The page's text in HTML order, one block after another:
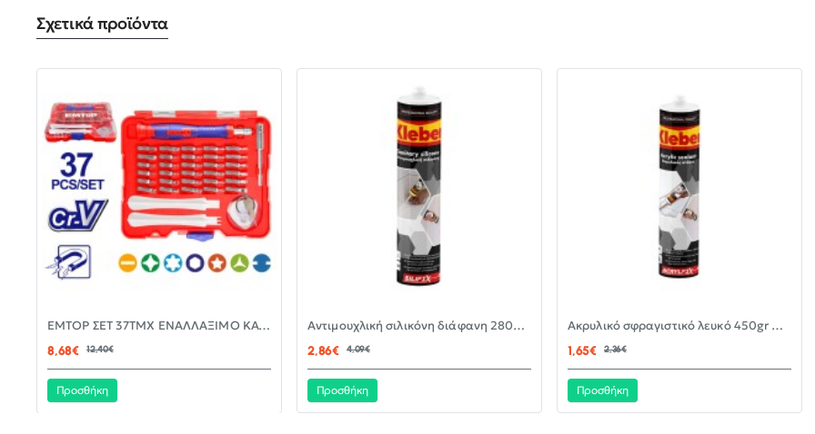
Σχετικά προϊόντα
-30%EMTOP ΣΕΤ 37ΤΜΧ ΕΝΑΛΛΑΞΙΜΟ ΚΑΤΣΑΒΙΔΙ ΜΕ ΜΥΤΕΣ EBST03702
8,68€
12,40€
Προσθήκη
-30%Αντιμουχλική σιλικόνη διάφανη 280ml KLEBER
2,86€
4,09€
Προσθήκη
-30%Ακρυλικό σφραγιστικό λευκό 450gr KLEBER
1,65€
2,36€
Προσθήκη